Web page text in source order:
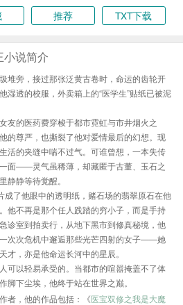
推荐 TXT下载
小说简介
堆旁，接过那张泛黄古卷时，命运的齿轮开
湿透的校服，外卖箱上的“医学生”贴纸已被泥
友的医药费穿梭于都市霓虹与市井烟火之
的尊严，也撕裂了他对爱情最后的幻想。现
活的夹缝中喘不过气。可谁曾想，一本失传
面——灵气虽稀薄，却藏匿于古董、玉石之
静静等待觉醒。
成了他眼中的透明纸，赌石场的翡翠原石在他
他不再是那个任人践踏的穷小子，而是手持
诊室到拍卖行，从地下黑市到修真秘境，他
次次危机中邂逅那些光芒四射的女子——她
才，亦是他命运长河中的星辰。
可以轻易承受的。当都市的喧嚣掩盖不了体
脚下尘埃，他终于站在世界之巅。
者，他的作品包括：《医宝双修之我是大魔